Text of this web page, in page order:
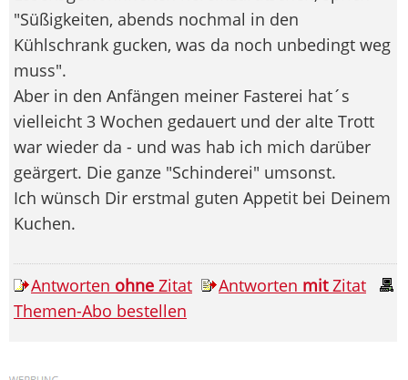
"Süßigkeiten, abends nochmal in den
Kühlschrank gucken, was da noch unbedingt weg
muss".
Aber in den Anfängen meiner Fasterei hat´s
vielleicht 3 Wochen gedauert und der alte Trott
war wieder da - und was hab ich mich darüber
geärgert. Die ganze "Schinderei" umsonst.
Ich wünsch Dir erstmal guten Appetit bei Deinem
Kuchen.
Antworten ohne Zitat Antworten mitZitat
Themen-Abo bestellen